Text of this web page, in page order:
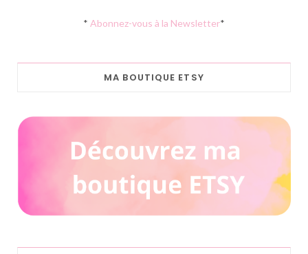
* Abonnez-vous à la Newsletter*
MA BOUTIQUE ETSY